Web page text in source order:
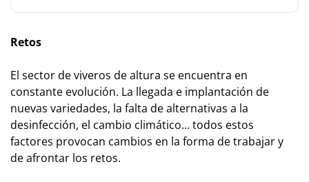
Retos
El sector de viveros de altura se encuentra en
constante evolución. La llegada e implantación de
nuevas variedades, la falta de alternativas a la
desinfección, el cambio climático… todos estos
factores provocan cambios en la forma de trabajar y
de afrontar los retos.